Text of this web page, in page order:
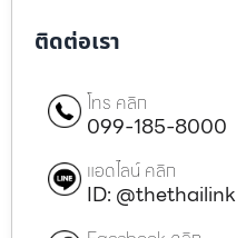
ติดต่อเรา
โทร คลิก
099-185-8000
แอดไลน์ คลิก
ID: @thethailink